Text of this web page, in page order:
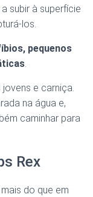
subir à superfície
los.
pequenos
.
e carniça.
na água e,
caminhar para
Rex
do que em